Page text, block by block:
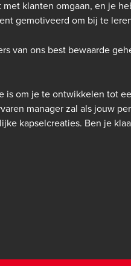
met klanten omgaan, en je
gemotiveerd om bij te
van ons best bewaarde
is om je te ontwikkelen tot
manager zal als jouw
kapselcreaties. Ben je